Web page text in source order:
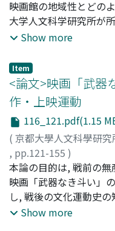
されたのである。戦後,
るようになり, 50年代後
日本初公開がピークを
自主上映の形で広まり,
のが1967年であった。
されてこなかった1920
高まっていく。このよ
の一環で, 全国の労働組
映画の自主上映活動が
所に寄贈された山本明
主上映活動の重要な記
は戦前にソビエト映画
行でモンタージュ論が
チョムキン」神話が作
映画館の地域性とどの
大学人文科学研究所が
資料から明らかにした
べ, 第2章で全神戸映画
映画サークル運動の停
本流とは異なる, 映画批
介した。第3章で, 山本
画サークル協議会の発
フレクター』など全国
出版活動が意欲的なも
4章で, 全神戸映画サー
館が, 新興の映画館街
く, 港湾や工場の労働者
画館であったことを指
Show more
Item
<論文>映画「武器
作・上映運動
116_121.pdf(1.15
( 京都大學人文科學研究
, pp.121-155 )
福家, 崇洋;Fuke,
本論の目的は, 戦前の
映画「武器なき斗い」
し, 戦後の文化運動史の
とである。1889年に京
Show more